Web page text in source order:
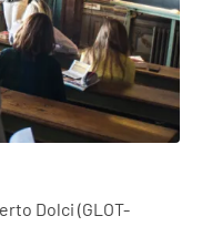
Dolci (GLOT-